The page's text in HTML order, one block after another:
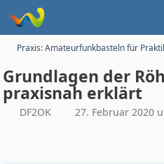
Praxis: Amateurfunkbasteln für
Grundlagen der
praxisnah erklärt
DF2OK 27. Februar 2020